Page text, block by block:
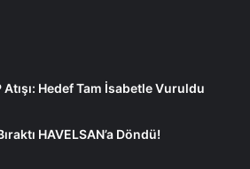
Atışı: Hedef Tam İsabetle Vuruldu
HAVELSAN’a Döndü!